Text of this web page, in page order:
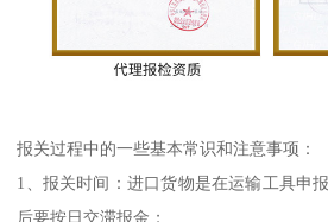
报关过程中的一些基本常识和注意事项：
1、报关时间：进口货物是在运输工具申
后要按日交滞报金；